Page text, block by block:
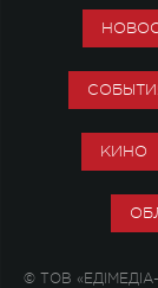
КИНО
© ТОВ